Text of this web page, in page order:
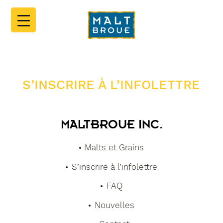
S’INSCRIRE À L’INFOLETTRE
MALTBROUE INC.
Malts et Grains
S’inscrire à l’infolettre
FAQ
Nouvelles